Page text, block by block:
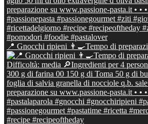
📍 Gnocchi ripieni 👨‍🍳Tempo di preparazi